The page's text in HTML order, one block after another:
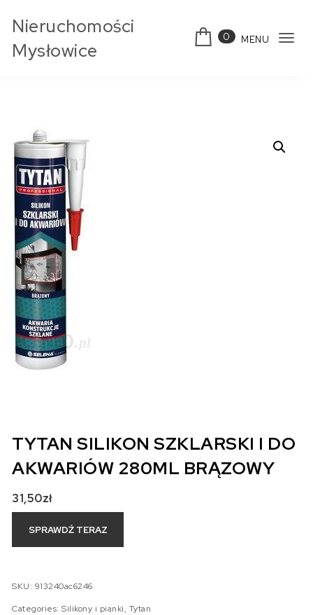
Nieruchomości
Mysłowice
0 MENU
TYTAN SILIKON SZKLARSKI I DO
AKWARIÓW 280ML BRĄZOWY
31,50zł
SPRAWDŹ TERAZ
SKU: 913240ac6246
Categories:Silikony i pianki, Tytan